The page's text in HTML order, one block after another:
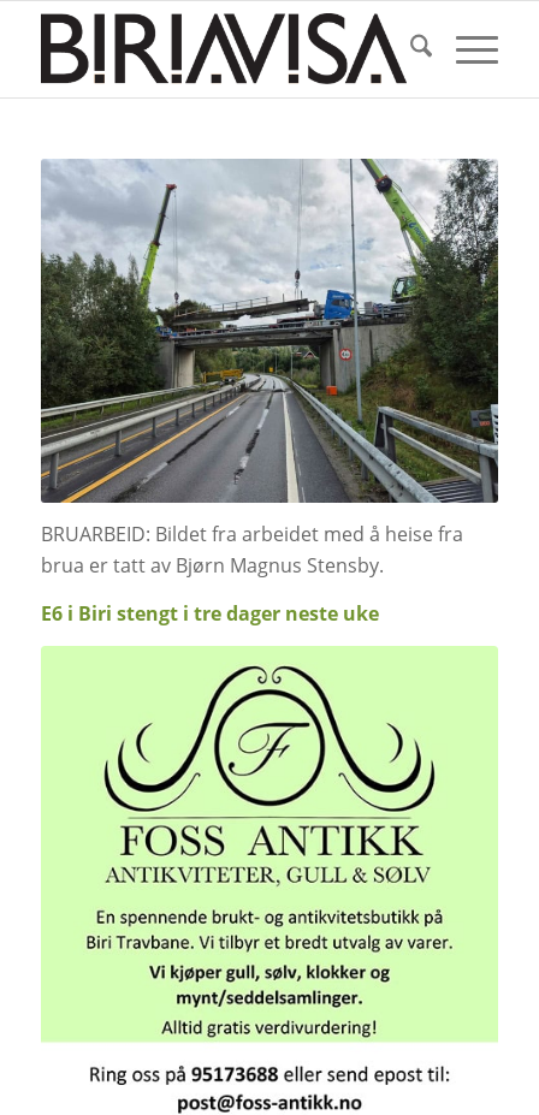
BRUARBEID: Bildet fra arbeidet med å heise fra
brua er tatt av Bjørn Magnus Stensby.
E6 i Biri stengt i tre dager neste uke